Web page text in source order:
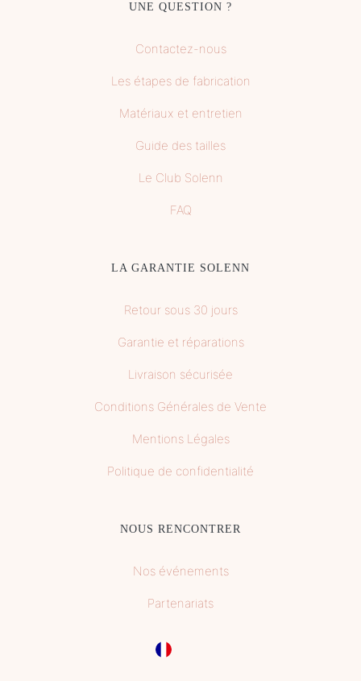
UNE QUESTION ?
Contactez-nous
Les étapes de fabrication
Matériaux et entretien
Guide des tailles
Le Club Solenn
FAQ
LA GARANTIE SOLENN
Retour sous 30 jours
Garantie et réparations
Livraison sécurisée
Conditions Générales de Vente
Mentions Légales
Politique de confidentialité
NOUS RENCONTRER
Nos événements
Partenariats